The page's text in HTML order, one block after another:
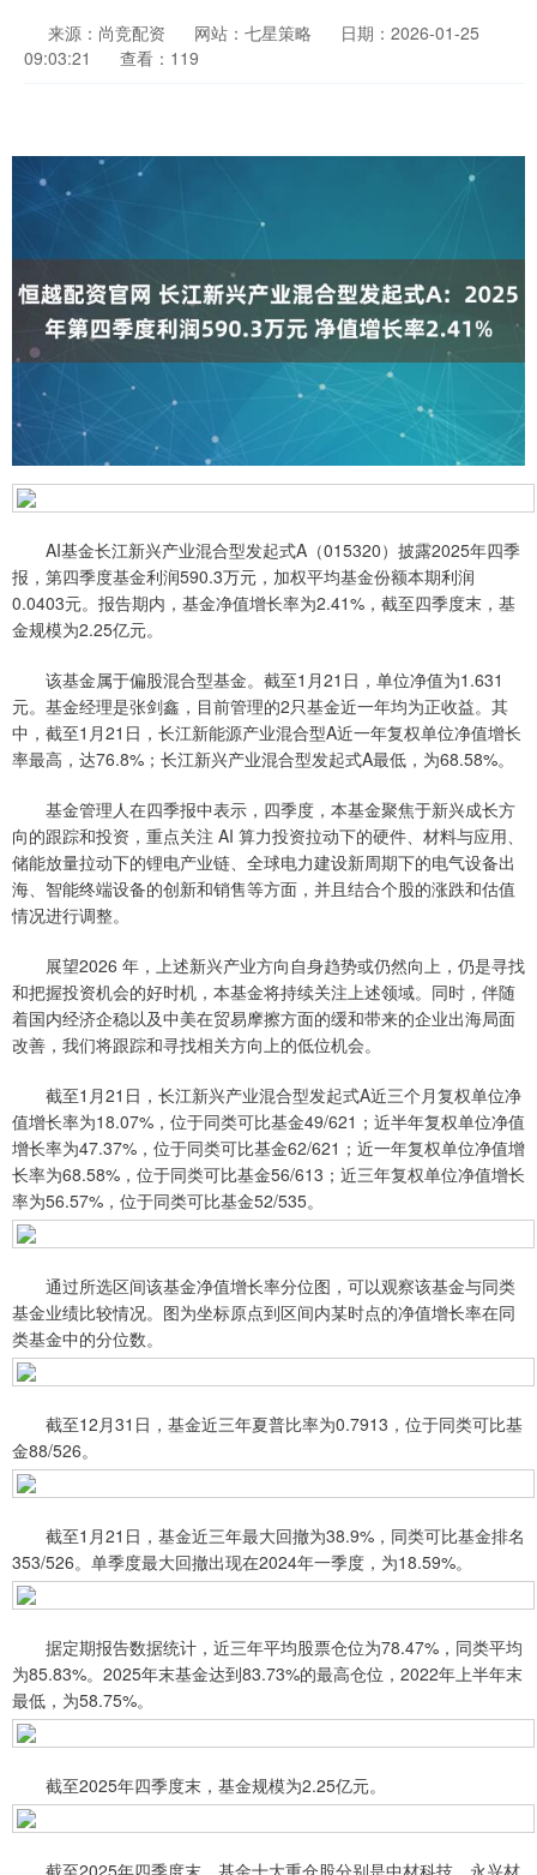
来源：尚竞配资 网站：七星策略
日期：2026-01-25
09:03:21
查看：119
AI基金长江新兴产业混合型发起式A（015320）披露2025年四季
报，第四季度基金利润590.3万元，加权平均基金份额本期利润
0.0403元。报告期内，基金净值增长率为2.41%，截至四季度末，基
金规模为2.25亿元。
该基金属于偏股混合型基金。截至1月21日，单位净值为1.631
元。基金经理是张剑鑫，目前管理的2只基金近一年均为正收益。其
中，截至1月21日，长江新能源产业混合型A近一年复权单位净值增长
率最高，达76.8%；长江新兴产业混合型发起式A最低，为68.58%。
基金管理人在四季报中表示，四季度，本基金聚焦于新兴成长方
向的跟踪和投资，重点关注 AI 算力投资拉动下的硬件、材料与应用、
储能放量拉动下的锂电产业链、全球电力建设新周期下的电气设备出
海、智能终端设备的创新和销售等方面，并且结合个股的涨跌和估值
情况进行调整。
展望2026 年，上述新兴产业方向自身趋势或仍然向上，仍是寻找
和把握投资机会的好时机，本基金将持续关注上述领域。同时，伴随
着国内经济企稳以及中美在贸易摩擦方面的缓和带来的企业出海局面
改善，我们将跟踪和寻找相关方向上的低位机会。
截至1月21日，长江新兴产业混合型发起式A近三个月复权单位净
值增长率为18.07%，位于同类可比基金49/621；近半年复权单位净值
增长率为47.37%，位于同类可比基金62/621；近一年复权单位净值增
长率为68.58%，位于同类可比基金56/613；近三年复权单位净值增长
率为56.57%，位于同类可比基金52/535。
通过所选区间该基金净值增长率分位图，可以观察该基金与同类
基金业绩比较情况。图为坐标原点到区间内某时点的净值增长率在同
类基金中的分位数。
截至12月31日，基金近三年夏普比率为0.7913，位于同类可比基
金88/526。
截至1月21日，基金近三年最大回撤为38.9%，同类可比基金排名
353/526。单季度最大回撤出现在2024年一季度，为18.59%。
据定期报告数据统计，近三年平均股票仓位为78.47%，同类平均
为85.83%。2025年末基金达到83.73%的最高仓位，2022年上半年末
最低，为58.75%。
截至2025年四季度末，基金规模为2.25亿元。
截至2025年四季度末，基金十大重仓股分别是中材科技、永兴材